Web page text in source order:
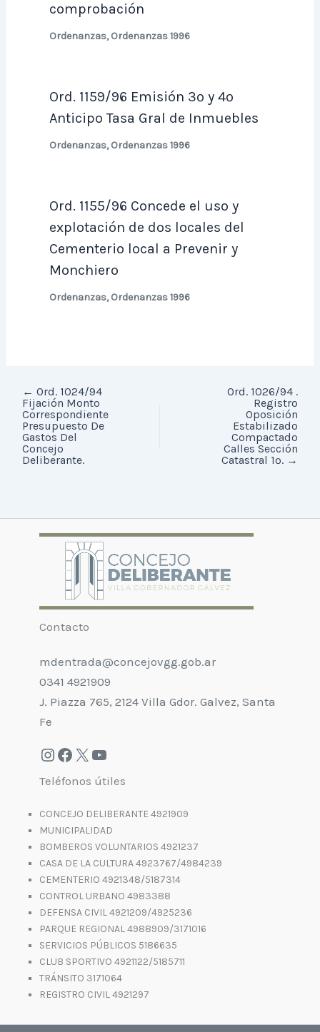
comprobación
Ordenanzas,Ordenanzas 1996
Ord. 1159/96 Emisión 3º y 4º
Anticipo Tasa Gral de Inmuebles
Ordenanzas,Ordenanzas 1996
Ord. 1155/96 Concede el uso y
explotación de dos locales del
Cementerio local a Prevenir y
Monchiero
Ordenanzas,Ordenanzas 1996
← Ord. 1024/94
Fijación Monto
Correspondiente
Presupuesto De
Gastos Del
Concejo
Deliberante.
Ord. 1026/94 .
Registro
Oposición
Estabilizado
Compactado
Calles Sección
Catastral 1º. →
Contacto
mdentrada@concejovgg.gob.ar
0341 4921909
J. Piazza 765, 2124 Villa Gdor. Galvez, Santa
Fe
Teléfonos útiles
CONCEJO DELIBERANTE 4921909
MUNICIPALIDAD
BOMBEROS VOLUNTARIOS 4921237
CASA DE LA CULTURA 4923767/4984239
CEMENTERIO 4921348/5187314
CONTROL URBANO 4983388
DEFENSA CIVIL 4921209/4925236
PARQUE REGIONAL 4988909/3171016
SERVICIOS PÚBLICOS 5186635
CLUB SPORTIVO 4921122/5185711
TRÁNSITO 3171064
REGISTRO CIVIL 4921297